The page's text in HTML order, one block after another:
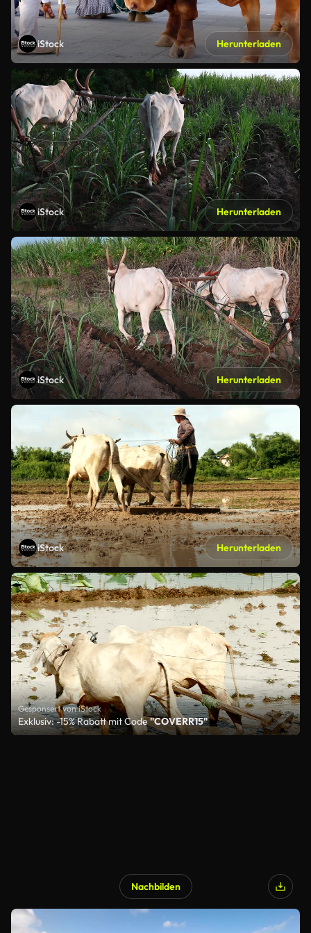
iStock Herunterladen
iStock Herunterladen
iStock Herunterladen
iStock Herunterladen
Gesponsert von iStock
Exklusiv: -15% Rabatt mit Code"COVERR15"
Nachbilden